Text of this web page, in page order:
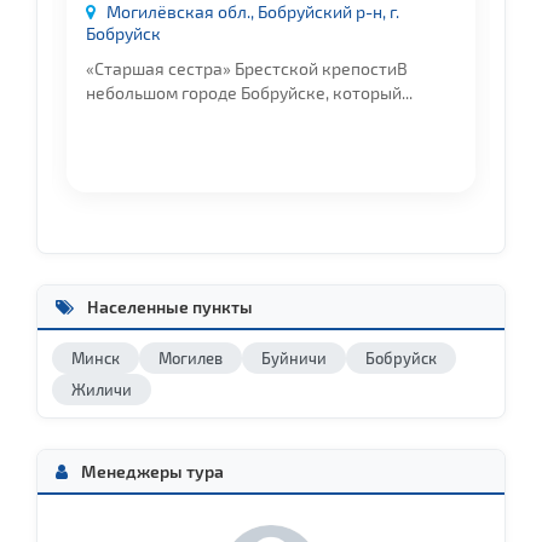
Могилёвская обл., Бобруйский р-н, г.
Бобруйск
«Старшая сестра» Брестской крепостиВ
небольшом городе Бобруйске, который...
Населенные пункты
Минск Могилев Буйничи
Бобруйск
Жиличи
Менеджеры тура